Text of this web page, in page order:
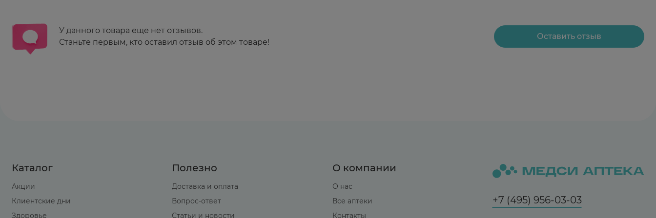
У данного товара еще нет отзывов.
Станьте первым, кто оставил отзыв об этом товаре!
Оставить отзыв
Каталог
Акции
Клиентские дни
Здоровье
Полезно
Доставка и оплата
Вопрос-ответ
Статьи и новости
О компании
О нас
Все аптеки
Контакты
+7 (495) 956-03-03